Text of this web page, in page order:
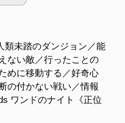
類未踏のダンジョン／能
ない敵／行ったことの
めに移動する／好奇心
の付かない戦い／情報
ワンドのナイト《正位